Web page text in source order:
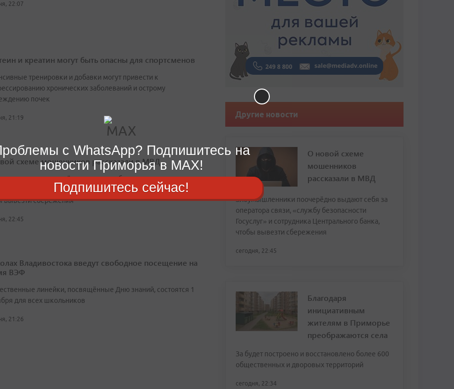
22:07
и креатин могут быть опасны для спортсменов
тренировки и добавки могут привести к
хронических заболеваний и острому
почек
21:19
схеме мошенников рассказали в МВД
поочерёдно выдают себя за оператора связи,
безопасности Госуслуг» и сотрудника Центрального банка,
вывезти сбережения
22:45
Владивостока введут свободное посещение на
ВЭФ
линейки, посвящённые Дню знаний, состоятся 1
для всех школьников
21:26
Другие новости
О новой схеме
мошенников
рассказали в МВД
Злоумышленники поочерёдно выдают себя за
оператора связи, «службу безопасности
Госуслуг» и сотрудника Центрального банка,
чтобы вывезти сбережения
сегодня, 22:45
Благодаря
инициативным
жителям в Приморье
преображаются села
За будет построено и восстановлено более 600
общественных и дворовых территорий
сегодня, 22:34
с WhatsApp? Подпишитесь на
новости Приморья в MAX!
Подпишитесь сейчас!